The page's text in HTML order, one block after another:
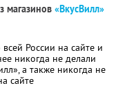
магазинов «ВкусВилл»
России на сайте и
никогда не делали
а также никогда не
сайте